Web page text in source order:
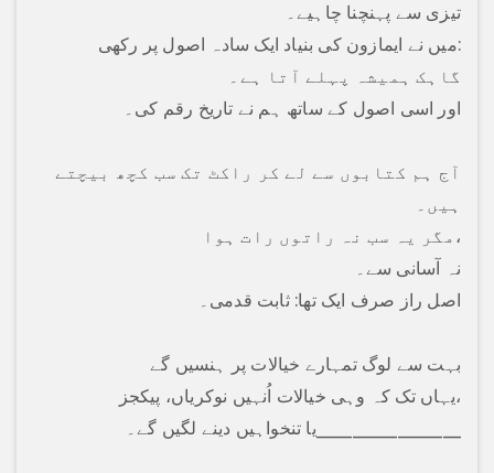
تیزی سے پہنچنا چاہیے۔
میں نے ایمازون کی بنیاد ایک سادہ اصول پر رکھی:
گاہک ہمیشہ پہلے آتا ہے۔
اور اسی اصول کے ساتھ ہم نے تاریخ رقم کی۔
آج ہم کتابوں سے لے کر راکٹ تک سب کچھ بیچتے
ہیں۔
مگر یہ سب نہ راتوں رات ہوا،
نہ آسانی سے۔
اصل راز صرف ایک تھا: ثابت قدمی۔
بہت سے لوگ تمہارے خیالات پر ہنسیں گے
یہاں تک کہ وہی خیالات اُنہیں نوکریاں، پیکجز،